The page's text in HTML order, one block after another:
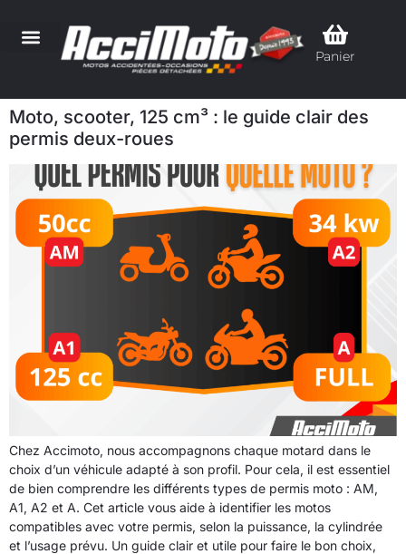
Panier
Moto, scooter, 125 cm³ : le guide clair des
permis deux-roues
Chez Accimoto, nous accompagnons chaque motard dans le
choix d’un véhicule adapté à son profil. Pour cela, il est essentiel
de bien comprendre les différents types de permis moto : AM,
A1, A2 et A. Cet article vous aide à identifier les motos
compatibles avec votre permis, selon la puissance, la cylindrée
et l’usage prévu. Un guide clair et utile pour faire le bon choix,